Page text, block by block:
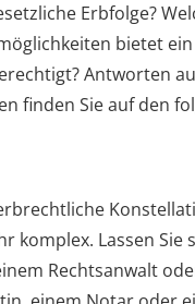
Erbfolge?
bietet
Antworten
finden Sie auf den
komplex. Lassen Sie
Rechtsanwalt